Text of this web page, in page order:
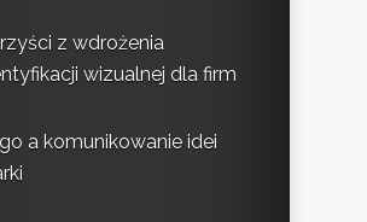
z wdrożenia
wizualnej dla firm
a komunikowanie idei